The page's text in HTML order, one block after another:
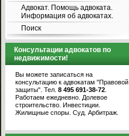
Адвокат. Помощь адвоката.
Информация об адвокатах.
Поиск
Консультации адвокатов по
недвижимости!
Вы можете записаться на
консультацию к адвокатам "Правовой
защиты". Тел. 8 495 691-38-72
Работаем ежедневно. Долевое
строительство. Инвестиции.
Жилищные споры. Суд. Арбитраж.